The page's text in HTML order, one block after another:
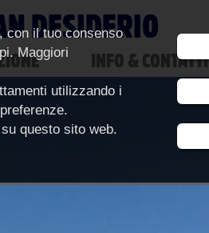
DESIDERIO
INFO & CONTATTI
con il tuo consenso
Maggiori
utilizzando i
questo sito web.